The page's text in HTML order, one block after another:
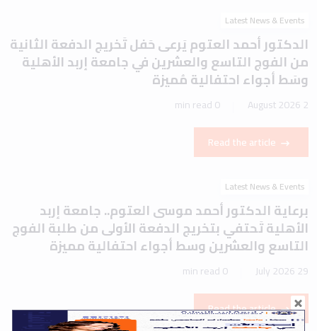
Latest News & Events
الدكتور أحمد العتوم يَرعى حَفل تَخريج الدفعة الثانية
من الفوج التاسع والعشرين في جامعة إربد الأهلية
وسَط أجواء احتفالية مُميزة
2 August 2026
0 min read
Read the article
Latest News & Events
برعاية الدكتور أحمد موسى العتوم.. جامعة إربد
الأهلية تَحتفي بتخريج الدفعة الأولى من طلبة الفوج
التاسع والعشرين وسط أجواء احتفالية مميزة
29 July 2026
0 min read
Read the article